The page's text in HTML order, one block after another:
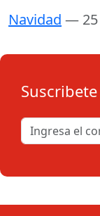
Navidad — 25